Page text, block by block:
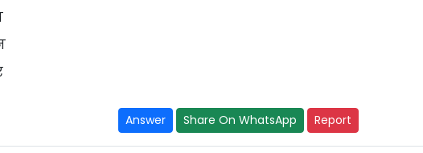
Answer Share On WhatsApp Report